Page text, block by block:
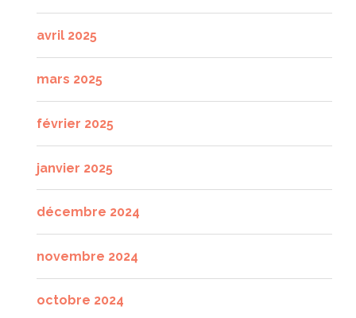
avril 2025
mars 2025
février 2025
janvier 2025
décembre 2024
novembre 2024
octobre 2024